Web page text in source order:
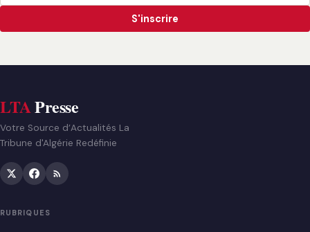
S'inscrire
LTAPresse
Votre Source d’Actualités La
Tribune d'Algérie Redéfinie
RUBRIQUES